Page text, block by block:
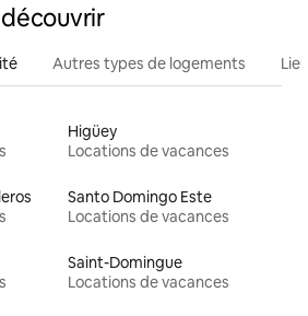
Autres types de logements
Higüey
Locations de vacances
Santo Domingo Este
Locations de vacances
Saint-Domingue
Locations de vacances